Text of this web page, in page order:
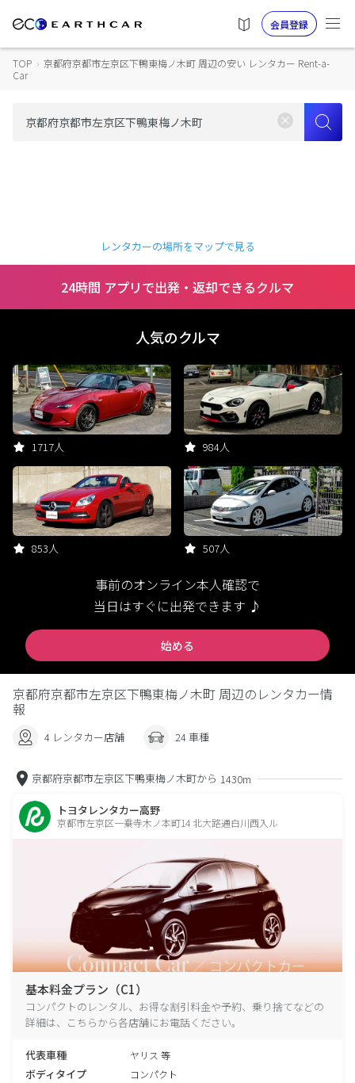
会員登録
TOP › 京都府京都市左京区下鴨東梅ノ木町 周辺の安い レンタカー Rent-a-
Car
レンタカーの場所をマップで見る
24時間 アプリで出発・返却できるクルマ
人気のクルマ
1717人 984人
853人 507人
事前のオンライン本人確認で
当日はすぐに出発できます ♪
始める
京都府京都市左京区下鴨東梅ノ木町 周辺のレンタカー情
報
4 レンタカー店舗 24 車種
京都府京都市左京区下鴨東梅ノ木町から 1430m
トヨタレンタカー高野
京都市左京区一乗寺木ノ本町14 北大路通白川西入ル
基本料金プラン（C1）
コンパクトのレンタル、お得な割引料金や予約、乗り捨てなどの
詳細は、こちらから各店舗にお電話ください。
代表車種 ヤリス 等
ボディタイプ コンパクト